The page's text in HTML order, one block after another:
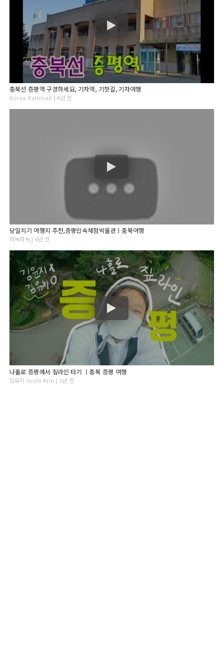
충북선 증평역 구경하세요, 기차역, 기찻길, 기차여행
Korea Railroad | 4년 전
당일치기 여행지 추천,증평민속체험박물관ㅣ충북여행
하녹하녹 | 4년 전
나홀로 증평에서 짚라인 타기 ㅣ충북 증평 여행
김유치 Yuchi Kim | 5년 전